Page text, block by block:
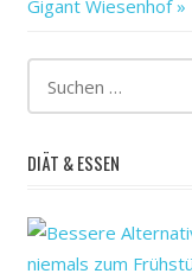
für
gut
Herz
Naturheilkunde
Naturheilverfahren
Beitrag:
Gigant Wiesenhof
DIÄT & ESSEN